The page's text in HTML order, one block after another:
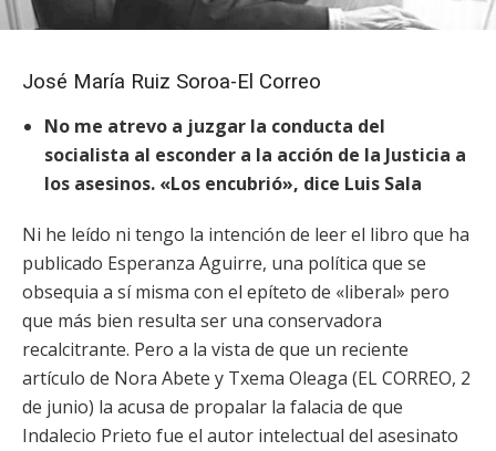
José María Ruiz Soroa-El Correo
No me atrevo a juzgar la conducta del
socialista al esconder a la acción de la Justicia a
los asesinos. «Los encubrió», dice Luis Sala
Ni he leído ni tengo la intención de leer el libro que ha
publicado Esperanza Aguirre, una política que se
obsequia a sí misma con el epíteto de «liberal» pero
que más bien resulta ser una conservadora
recalcitrante. Pero a la vista de que un reciente
artículo de Nora Abete y Txema Oleaga (EL CORREO, 2
de junio) la acusa de propalar la falacia de que
Indalecio Prieto fue el autor intelectual del asesinato